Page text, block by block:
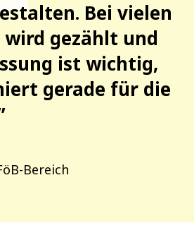
Bei vielen
gezählt und
ist wichtig,
gerade für die
Bereich